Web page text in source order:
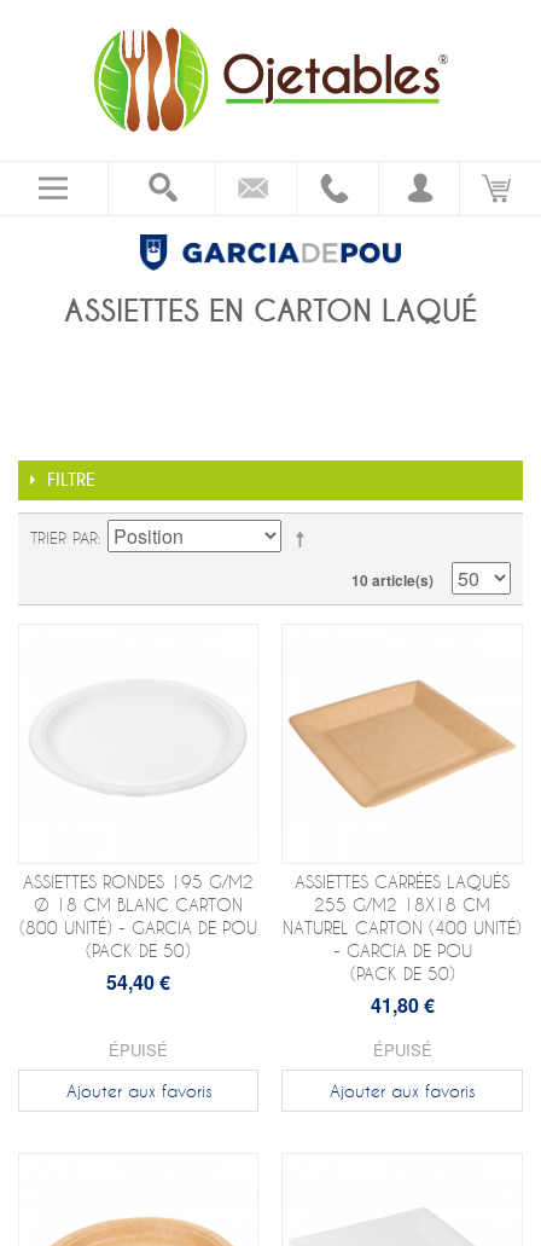
ASSIETTES EN CARTON LAQUÉ
FILTRE
TRIER PAR
10 article(s)
ASSIETTES RONDES 195 G/M2
Ø 18 CM BLANC CARTON
(800 UNITÉ) - GARCIA DE POU
(PACK DE 50)
54,40 €
ÉPUISÉ
Ajouter aux favoris
ASSIETTES CARRÉES LAQUÉS
255 G/M2 18X18 CM
NATUREL CARTON (400 UNITÉ)
- GARCIA DE POU
(PACK DE 50)
41,80 €
ÉPUISÉ
Ajouter aux favoris